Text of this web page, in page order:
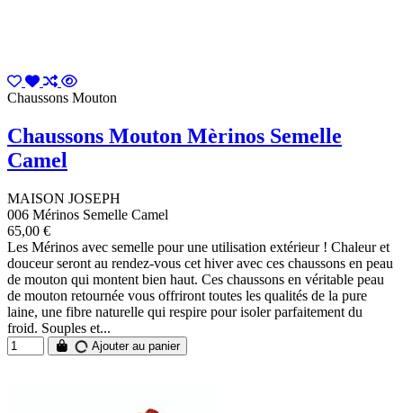
Chaussons Mouton
Chaussons Mouton Mèrinos Semelle
Camel
MAISON JOSEPH
006 Mérinos Semelle Camel
65,00 €
Les Mérinos avec semelle pour une utilisation extérieur ! Chaleur et
douceur seront au rendez-vous cet hiver avec ces chaussons en peau
de mouton qui montent bien haut. Ces chaussons en véritable peau
de mouton retournée vous offriront toutes les qualités de la pure
laine, une fibre naturelle qui respire pour isoler parfaitement du
froid. Souples et...
Ajouter au panier